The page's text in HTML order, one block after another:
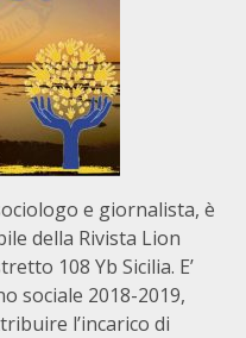
e giornalista, è
della Rivista Lion
108 Yb Sicilia. E’
sociale 2018-2019,
l’incarico di